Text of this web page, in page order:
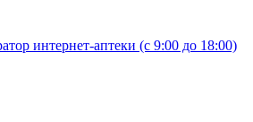
интернет-аптеки (с 9:00 до 18:00)